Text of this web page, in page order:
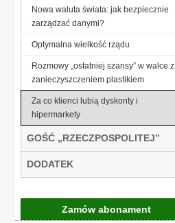
Nowa waluta świata: jak bezpiecznie
zarządzać danymi?
Optymalna wielkość rządu
Rozmowy „ostatniej szansy” w walce z
zanieczyszczeniem plastikiem
Za co klienci lubią dyskonty i
hipermarkety
GOŚĆ „RZECZPOSPOLITEJ”
DODATEK
Zamów abonament